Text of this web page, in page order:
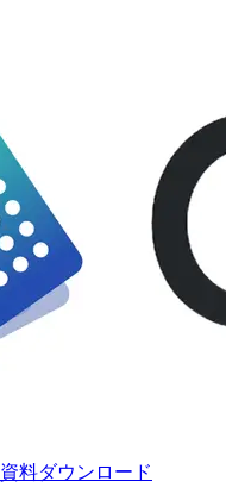
資料ダウンロード